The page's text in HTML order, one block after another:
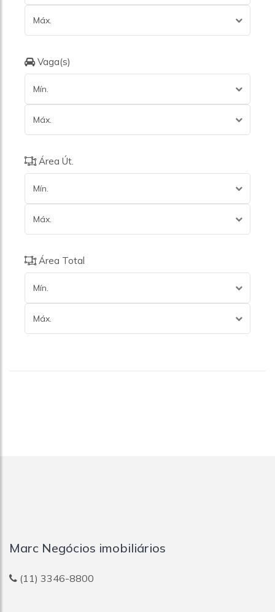
Máx.
Vaga(s)
Mín.
Máx.
Área Út.
Mín.
Máx.
Área Total
Mín.
Máx.
Marc Negócios imobiliários
(11) 3346-8800